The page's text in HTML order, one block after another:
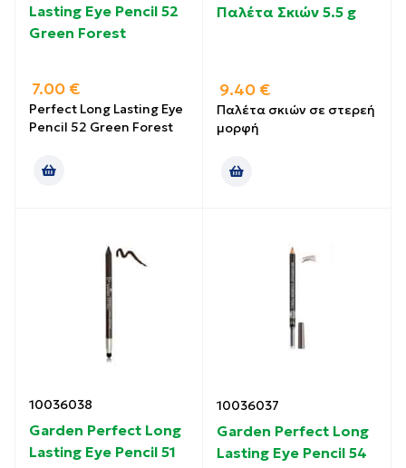
Lasting Eye Pencil 52
Green Forest
7.00 €
Perfect Long Lasting Eye
Pencil 52 Green Forest
Παλέτα Σκιών 5.5 g
9.40 €
Παλέτα σκιών σε στερεή
μορφή
10036038
Garden Perfect Long
Lasting Eye Pencil 51
10036037
Garden Perfect Long
Lasting Eye Pencil 54